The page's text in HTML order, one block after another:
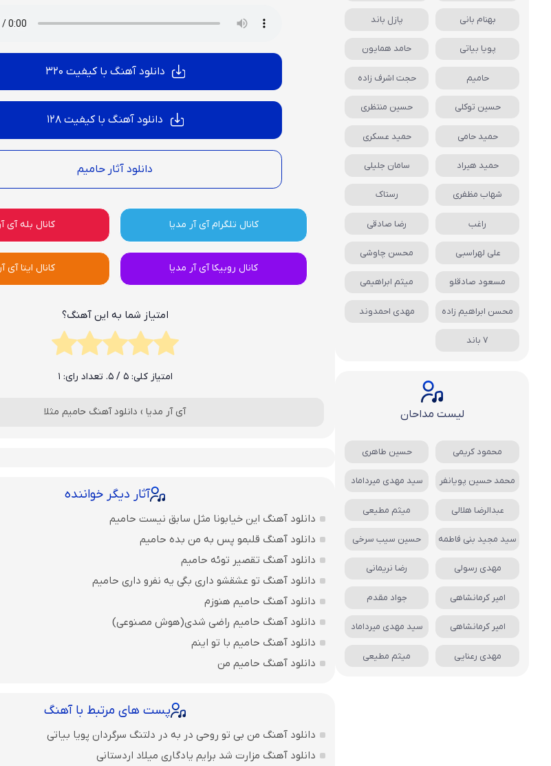
دانلود آهنگ با کیفیت 320
دانلود آهنگ با کیفیت 128
دانلود آثار حامیم
کانال تلگرام آی آر مدیا کانال بله آی
کانال روبیکا آی آر مدیا کانال ایتا آی
امتیاز شما به این آهنگ؟
امتیاز کلی:5 / 5. تعداد رای: 1
آی آر مدیا › دانلود آهنگ حامیم مثلا
آثار دیگر خواننده
دانلود آهنگ این خیابونا مثل سابق نیست حامیم
دانلود آهنگ قلبمو پس به من بده حامیم
دانلود آهنگ تقصیر توئه حامیم
دانلود آهنگ تو عشقشو داری بگی یه نفرو داری حامیم
دانلود آهنگ حامیم هنوزم
دانلود آهنگ حامیم راضی شدی(هوش مصنوعی)
دانلود آهنگ حامیم با تو اینم
دانلود آهنگ حامیم من
پست های مرتبط با آهنگ
دانلود آهنگ من بی تو روحی در به در دلتنگ سرگردان پویا بیاتی
دانلود آهنگ مزارت شد برایم یادگاری میلاد اردستانی
بهنام بانی پازل باند
پویا بیاتی حامد همایون
حامیم حجت اشرف زاده
حسین توکلی حسین منتظری
حمید حامی حمید عسکری
حمید هیراد سامان جلیلی
شهاب مظفری رستاک
راغب رضا صادقی
علی لهراسبی محسن چاوشی
مسعود صادقلو میثم ابراهیمی
محسن ابراهیم زاده مهدی احمدوند
7 باند
لیست مداحان
محمود کریمی حسین طاهری
محمد حسین پویانفر سید مهدی میرداماد
عبدالرضا هلالی میثم مطیعی
سید مجید بنی فاطمه حسین سیب سرخی
مهدی رسولی رضا نریمانی
امیر کرمانشاهی جواد مقدم
امیر کرمانشاهی سید مهدی میرداماد
مهدی رعنایی میثم مطیعی